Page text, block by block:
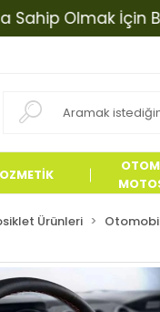
Olmak İçin
Ürünleri